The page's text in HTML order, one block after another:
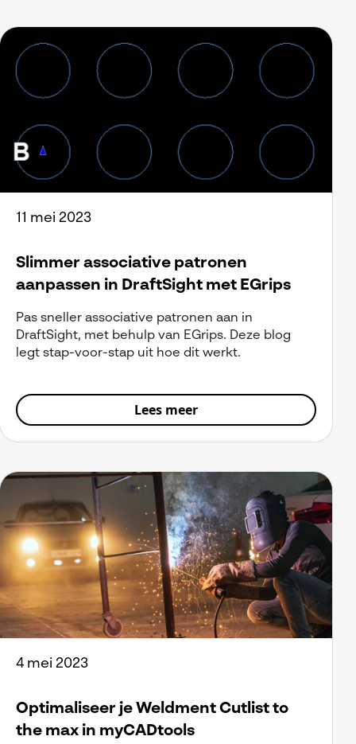
11 mei 2023
Slimmer associative patronen
aanpassen in DraftSight met EGrips
Pas sneller associative patronen aan in
DraftSight, met behulp van EGrips. Deze blog
legt stap-voor-stap uit hoe dit werkt.
Lees meer
4 mei 2023
Optimaliseer je Weldment Cutlist to
the max in myCADtools